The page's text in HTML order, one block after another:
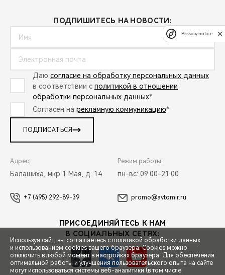
ПОДПИШИТЕСЬ НА НОВОСТИ:
Даю согласие на обработку персональных данных
в соответствии с политикой в отношении
обработки персональных данных*
Согласен на рекламную коммуникацию*
ПОДПИСАТЬСЯ
Адрес:
Балашиха, мкр 1 Мая, д. 14
Режим работы:
пн-вс: 09:00-21:00
+7 (495) 292-89-39 promo@avtomir.ru
ПРИСОЕДИНЯЙТЕСЬ К НАМ
В СОЦИАЛЬНЫХ СЕТЯХ:
Используя сайт, вы соглашаетесь с политикой обработки данных
и использованием cookies вашего браузера. Cookies можно
отключить в любой момент в настройках браузера. Для обеспечения
оптимальной работы и улучшения пользовательского опыта на сайте
могут использоваться системы веб-аналитики (в том числе
Privacy notice